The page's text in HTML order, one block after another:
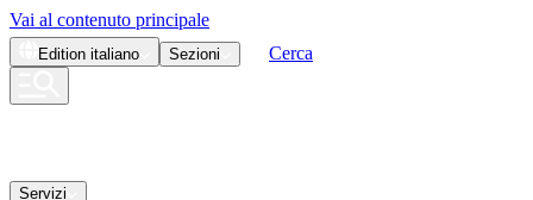
Vai al contenuto principale
Edition italiano Sezioni Cerca
Servizi